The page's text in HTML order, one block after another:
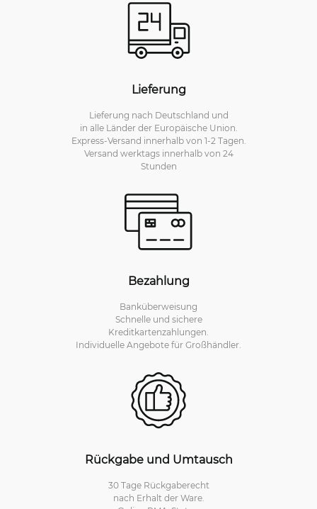
Lieferung
Lieferung nach Deutschland und
in alle Länder der Europäische Union.
Express-Versand innerhalb von 1-2 Tagen.
Versand werktags innerhalb von 24
Stunden
Bezahlung
Banküberweisung
Schnelle und sichere
Kreditkartenzahlungen.
Individuelle Angebote für Großhändler.
Rückgabe und Umtausch
30 Tage Rückgaberecht
nach Erhalt der Ware.